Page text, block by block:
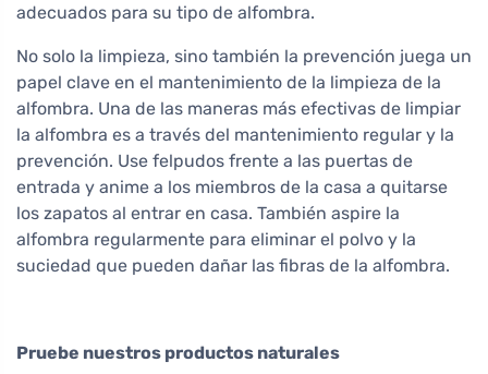
adecuados para su tipo de alfombra.
No solo la limpieza, sino también la prevención juega un
papel clave en el mantenimiento de la limpieza de la
alfombra. Una de las maneras más efectivas de limpiar
la alfombra es a través del mantenimiento regular y la
prevención. Use felpudos frente a las puertas de
entrada y anime a los miembros de la casa a quitarse
los zapatos al entrar en casa. También aspire la
alfombra regularmente para eliminar el polvo y la
suciedad que pueden dañar las fibras de la alfombra.
Pruebe nuestros productos naturales